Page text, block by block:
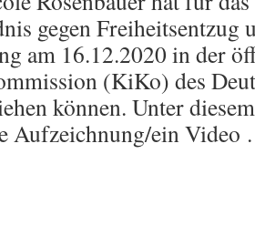
gegen Freiheitsentzug
am 16.12.2020 in der
(KiKo) des
können. Unter
Aufzeichnung/ein